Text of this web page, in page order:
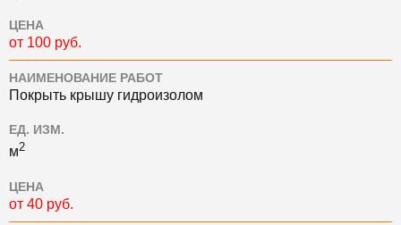
ЦЕНА
от 100 руб.
НАИМЕНОВАНИЕ РАБОТ
Покрыть крышу гидроизолом
ЕД. ИЗМ.
м2
ЦЕНА
от 40 руб.